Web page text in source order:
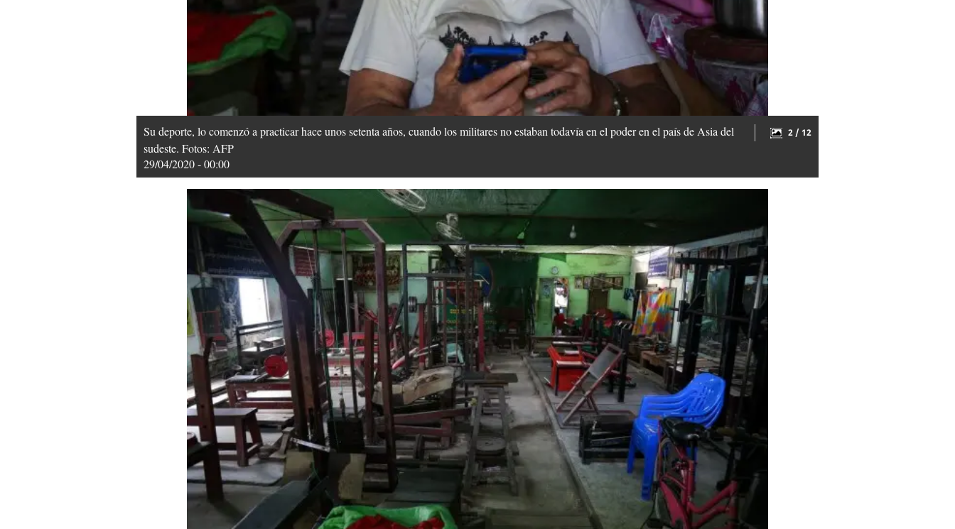
Su deporte, lo comenzó a practicar hace unos setenta años, cuando los militares no estaban todavía en el poder en el país de Asia del
sudeste. Fotos: AFP
29/04/2020 - 00:00
2 / 12